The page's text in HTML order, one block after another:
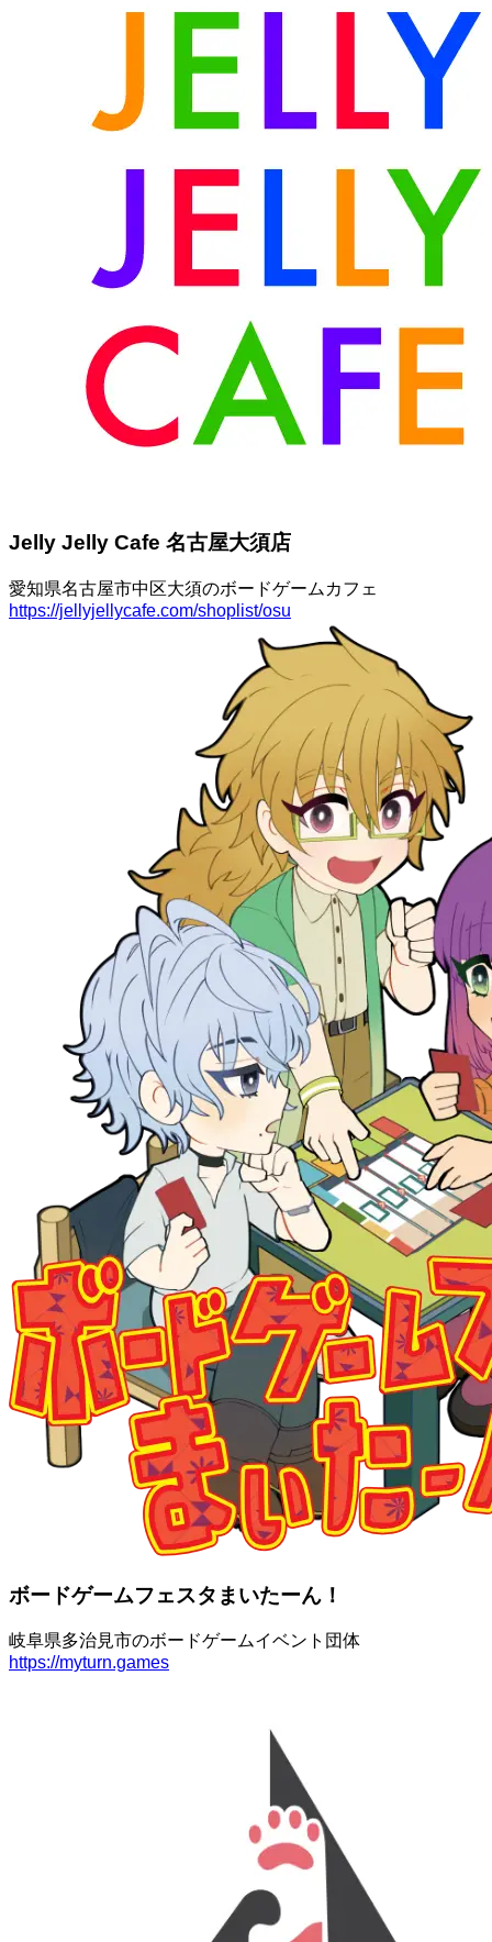
Jelly Jelly Cafe 名古屋大須店
愛知県名古屋市中区大須のボードゲームカフェ
https://jellyjellycafe.com/shoplist/osu
ボードゲームフェスタまいたーん！
岐阜県多治見市のボードゲームイベント団体
https://myturn.games